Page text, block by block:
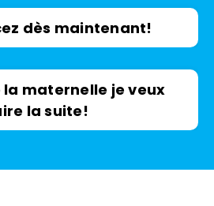
dès maintenant!
maternelle je veux
la suite!